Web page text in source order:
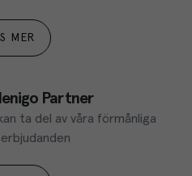
MER
Partner
ta del av våra förmånliga